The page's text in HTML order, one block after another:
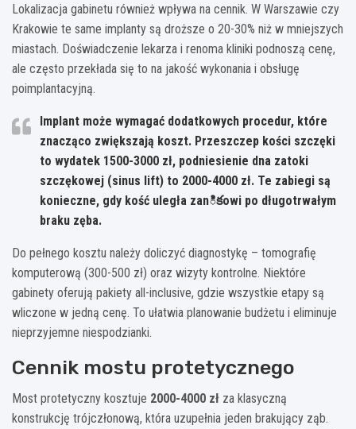
Lokalizacja gabinetu również wpływa na cennik. W Warszawie czy
Krakowie te same implanty są droższe o 20-30% niż w mniejszych
miastach. Doświadczenie lekarza i renoma kliniki podnoszą cenę,
ale często przekłada się to na jakość wykonania i obsługę
poimplantacyjną.
Implant może wymagać dodatkowych procedur, które
znacząco zwiększają koszt. Przeszczep kości szczęki
to wydatek 1500-3000 zł, podniesienie dna zatoki
szczękowej (sinus lift) to 2000-4000 zł. Te zabiegi są
konieczne, gdy kość uległa zanికowi po długotrwałym
braku zęba.
Do pełnego kosztu należy doliczyć diagnostykę – tomografię
komputerową (300-500 zł) oraz wizyty kontrolne. Niektóre
gabinety oferują pakiety all-inclusive, gdzie wszystkie etapy są
wliczone w jedną cenę. To ułatwia planowanie budżetu i eliminuje
nieprzyjemne niespodzianki.
Cennik mostu protetycznego
Most protetyczny kosztuje 2000-4000 zł za klasyczną
konstrukcję trójczłonową, która uzupełnia jeden brakujący ząb.